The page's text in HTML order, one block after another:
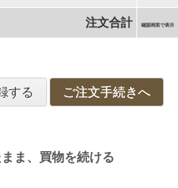
注文合計 確認画面で表示
する ご注文手続きへ
ま、買物を続ける